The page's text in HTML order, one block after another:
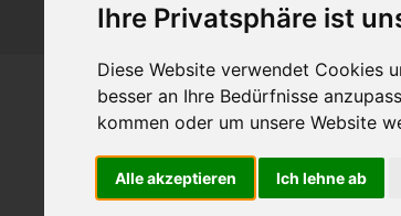
Ihre Privatsphäre ist
Diese Website verwendet Cookies
besser an Ihre Bedürfnisse
kommen oder um unsere Website
Alle akzeptieren Ich lehne ab
zurück